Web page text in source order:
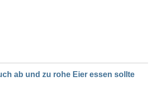
ab und zu rohe Eier essen sollte